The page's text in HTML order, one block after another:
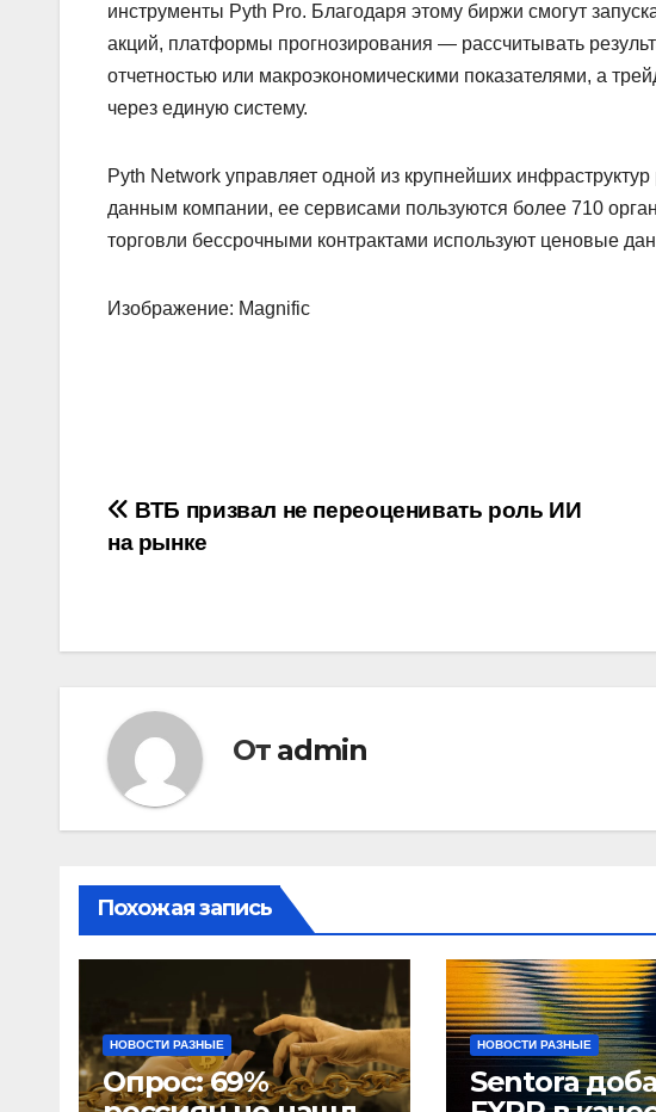
инструменты Pyth Pro. Благодаря этому биржи смогут
акций, платформы прогнозирования — рассчитывать
отчетностью или макроэкономическими показателями, а
через единую систему.
Pyth Network управляет одной из крупнейших
данным компании, ее сервисами пользуются более 710
торговли бессрочными контрактами используют ценовые
Изображение: Magnific
Навигация
по
ВТБ призвал не переоценивать роль ИИ
на рынке
От admin
Похожая запись
НОВОСТИ РАЗНЫЕ
Опрос: 69%
НОВОСТИ РАЗНЫЕ
Sentora